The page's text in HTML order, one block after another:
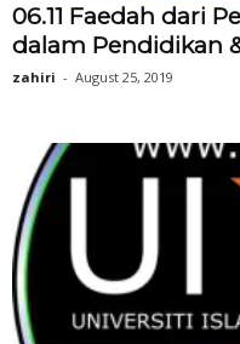
06.11 Faedah dari
dalam Pendidikan
zahiri - August 25, 2019